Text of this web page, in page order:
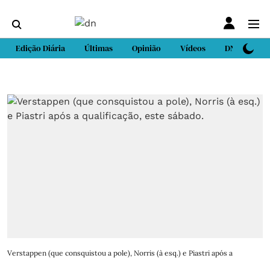
Edição Diária Últimas Opinião Vídeos DN Sport
Verstappen (que consquistou a pole), Norris (à esq.) e Piastri após a